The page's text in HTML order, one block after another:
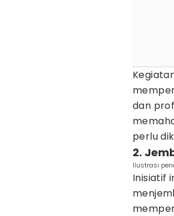
dan
perlu
2.
Ilustrasi
Inisiatif